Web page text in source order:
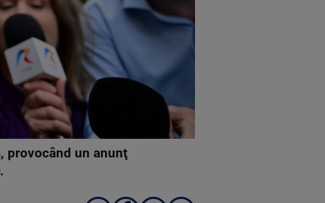
provocând un anunţ